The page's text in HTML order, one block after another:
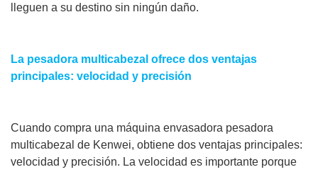
lleguen a su destino sin ningún daño.
La pesadora multicabezal ofrece dos ventajas
principales: velocidad y precisión
Cuando compra una máquina envasadora pesadora
multicabezal de Kenwei, obtiene dos ventajas principales:
velocidad y precisión. La velocidad es importante porque